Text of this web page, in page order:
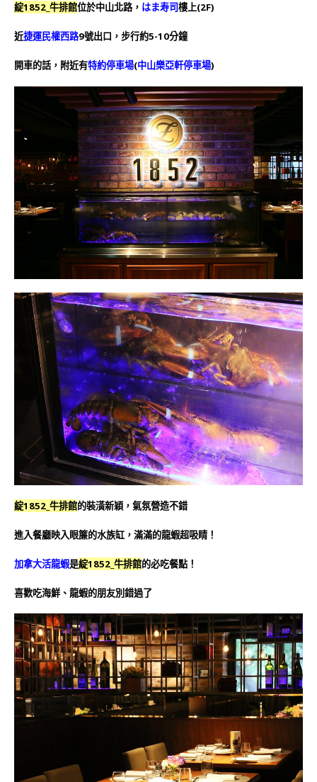
綻1852_牛排館位於中山北路， はま寿司樓上(2F)
近捷運民權西路9號出口，步行約5-10分鐘
開車的話，附近有特約停車場(中山樂亞軒停車場)
綻1852_牛排館的裝潢新穎，氣氛營造不錯
進入餐廳映入眼簾的水族缸，滿滿的龍蝦超吸睛！
加拿大活龍蝦是綻1852_牛排館的必吃餐點！
喜歡吃海鮮、龍蝦的朋友別錯過了